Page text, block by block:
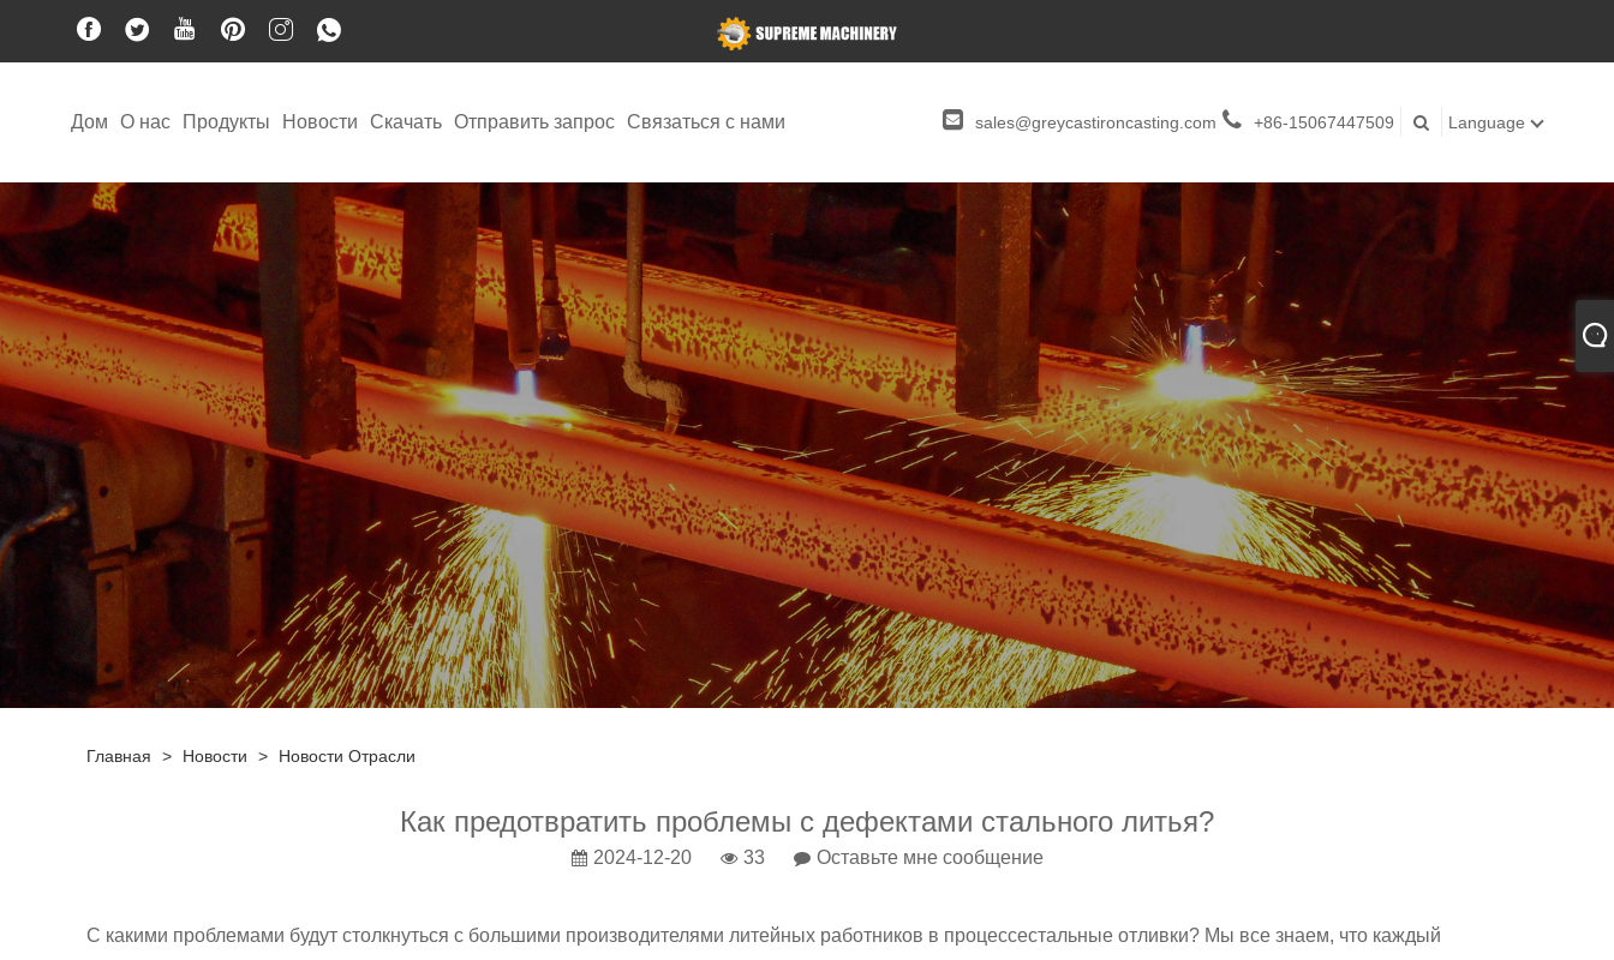
Дом О нас Продукты Новости Скачать Отправить запрос Связаться с нами sales@greycastironcasting.com +86-15067447509 Language
Главная > Новости > Новости Отрасли
Как предотвратить проблемы с дефектами стального литья?
2024-12-20 33 Оставьте мне сообщение
С какими проблемами будут столкнуться с большими производителями литейных работников в процессестальные отливки? Мы все знаем, что каждый